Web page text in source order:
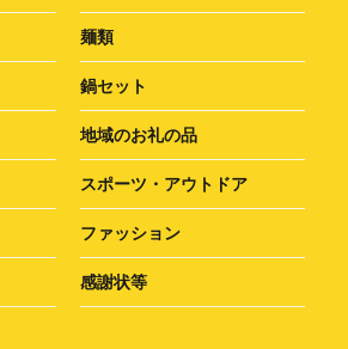
麺類
鍋セット
地域のお礼の品
スポーツ・アウトドア
ファッション
感謝状等